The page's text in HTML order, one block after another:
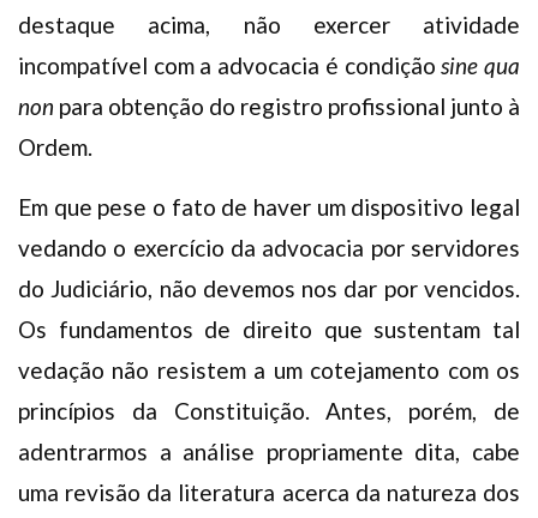
destaque acima, não exercer atividade
incompatível com a advocacia é condiçãosine qua
non para obtenção do registro profissional junto à
Ordem.
Em que pese o fato de haver um dispositivo legal
vedando o exercício da advocacia por servidores
do Judiciário, não devemos nos dar por vencidos.
Os fundamentos de direito que sustentam tal
vedação não resistem a um cotejamento com os
princípios da Constituição. Antes, porém, de
adentrarmos a análise propriamente dita, cabe
uma revisão da literatura acerca da natureza dos